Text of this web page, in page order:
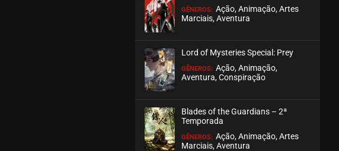
GÊNEROS: Ação, Animação, Artes
Marciais, Aventura
Lord of Mysteries Special: Prey
GÊNEROS: Ação, Animação,
Aventura, Conspiração
Blades of the Guardians – 2ª
Temporada
GÊNEROS: Ação, Animação, Artes
Marciais, Aventura